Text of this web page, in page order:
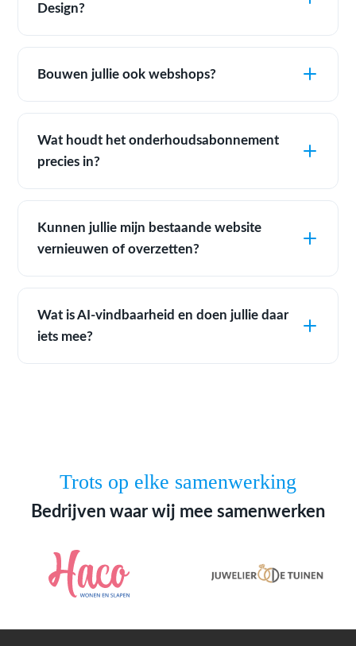
Design?
Bouwen jullie ook webshops?
Wat houdt het onderhoudsabonnement
precies in?
Kunnen jullie mijn bestaande website
vernieuwen of overzetten?
Wat is AI-vindbaarheid en doen jullie daar
iets mee?
Trots op elke samenwerking
Bedrijven waar wij mee samenwerken